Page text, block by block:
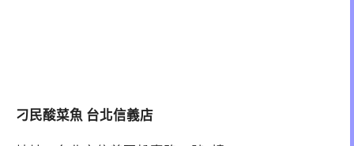
刁民酸菜魚 台北信義店